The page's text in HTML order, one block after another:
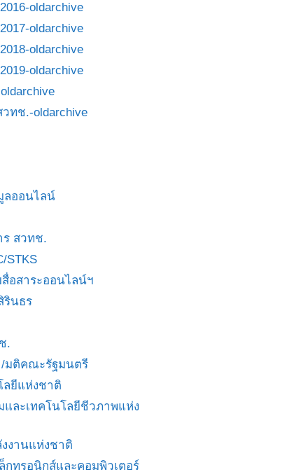
oldarchive
oldarchive
oldarchive
oldarchive
ทช.-oldarchive
ลออนไลน์
ร สวทช.
STKS
สื่อสาระออนไลน์ฯ
รินธร
.
/มติคณะรัฐมนตรี
ลยีแห่งชาติ
ละเทคโนโลยีชีวภาพแห่ง
งานแห่งชาติ
กทรอนิกส์และคอมพิวเตอร์